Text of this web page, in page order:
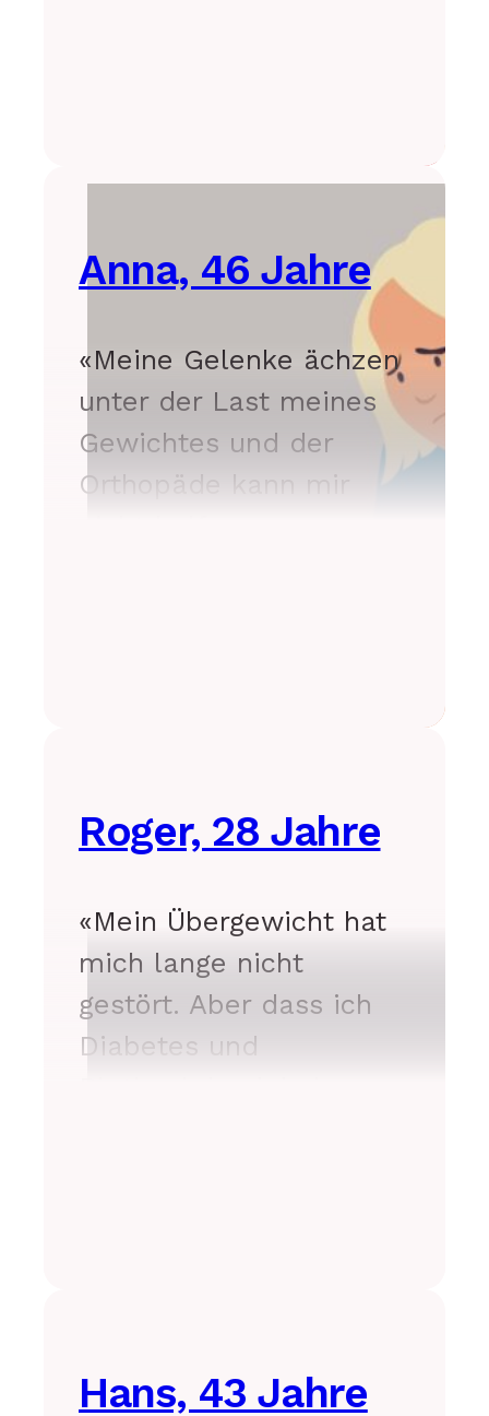
Anna, 46 Jahre
«Meine Gelenke ächzen
unter der Last meines
Gewichtes und der
Orthopäde kann mir
Roger, 28 Jahre
«Mein Übergewicht hat
mich lange nicht
gestört. Aber dass ich
Diabetes und
Hans, 43 Jahre